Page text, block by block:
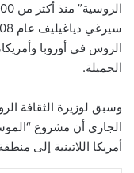
الروس في أوروبا
الجميلة.
وسبق لوزيرة الثقافة
أمريكا اللاتينية إلى